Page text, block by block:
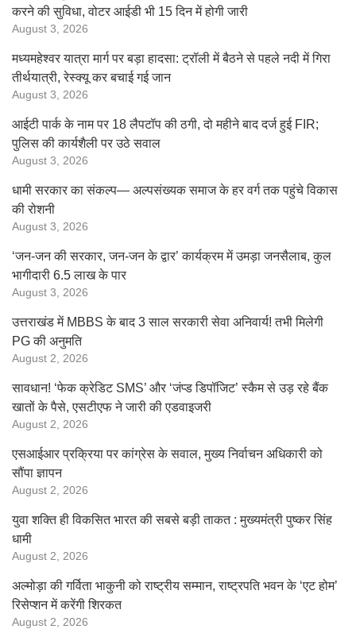
करने की सुविधा, वोटर आईडी भी 15 दिन में होगी जारी
August 3, 2026
मध्यमहेश्वर यात्रा मार्ग पर बड़ा हादसा: ट्रॉली में बैठने से पहले नदी में गिरा
तीर्थयात्री, रेस्क्यू कर बचाई गई जान
August 3, 2026
आईटी पार्क के नाम पर 18 लैपटॉप की ठगी, दो महीने बाद दर्ज हुई FIR;
पुलिस की कार्यशैली पर उठे सवाल
August 3, 2026
धामी सरकार का संकल्प— अल्पसंख्यक समाज के हर वर्ग तक पहुंचे विकास
की रोशनी
August 3, 2026
‘जन-जन की सरकार, जन-जन के द्वार’ कार्यक्रम में उमड़ा जनसैलाब, कुल
भागीदारी 6.5 लाख के पार
August 3, 2026
उत्तराखंड में MBBS के बाद 3 साल सरकारी सेवा अनिवार्य! तभी मिलेगी
PG की अनुमति
August 2, 2026
सावधान! ‘फेक क्रेडिट SMS’ और ‘जंप्ड डिपॉजिट’ स्कैम से उड़ रहे बैंक
खातों के पैसे, एसटीएफ ने जारी की एडवाइजरी
August 2, 2026
एसआईआर प्रक्रिया पर कांग्रेस के सवाल, मुख्य निर्वाचन अधिकारी को
सौंपा ज्ञापन
August 2, 2026
युवा शक्ति ही विकसित भारत की सबसे बड़ी ताकत : मुख्यमंत्री पुष्कर सिंह
धामी
August 2, 2026
अल्मोड़ा की गर्विता भाकुनी को राष्ट्रीय सम्मान, राष्ट्रपति भवन के ‘एट होम’
रिसेप्शन में करेंगी शिरकत
August 2, 2026